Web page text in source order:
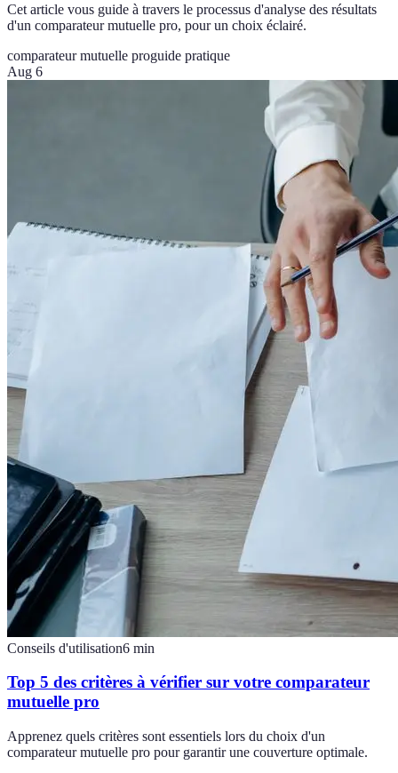
Cet article vous guide à travers le processus d'analyse des résultats
d'un comparateur mutuelle pro, pour un choix éclairé.
comparateur mutuelle proguide pratique
Aug 6
Conseils d'utilisation6 min
Top 5 des critères à vérifier sur votre comparateur
mutuelle pro
Apprenez quels critères sont essentiels lors du choix d'un
comparateur mutuelle pro pour garantir une couverture optimale.